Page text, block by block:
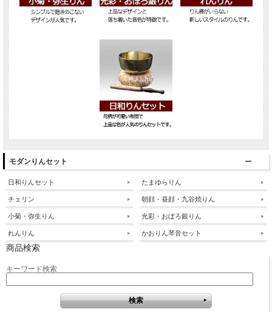
モダンりんセット
日和りんセット
チェリン
小菊・弥生りん
れんりん
たまゆらりん
朝顔・昼顔・九谷焼りん
光彩・おぼろ銀りん
かおりん琴音セット
商品検索
キーワード検索